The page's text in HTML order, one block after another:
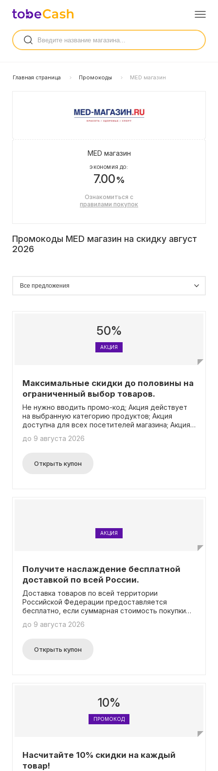
Главная страница Промокоды MED магазин
MED магазин
ЭКОНОМИЯ ДО:
7.00%
Ознакомиться с
правилами покупок
Промокоды MED магазин на скидку август
2026
50%
АКЦИЯ
Максимальные скидки до половины на
ограниченный выбор товаров.
Не нужно вводить промо-код; Акция действует
на выбранную категорию продуктов; Акция
доступна для всех посетителей магазина; Акция
до 9 августа 2026
Открыть купон
АКЦИЯ
Получите наслаждение бесплатной
доставкой по всей России.
Доставка товаров по всей территории
Российской Федерации предоставляется
бесплатно, если суммарная стоимость покупки
до 9 августа 2026
Открыть купон
10%
ПРОМОКОД
Насчитайте 10% скидки на каждый
товар!